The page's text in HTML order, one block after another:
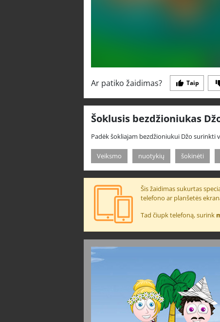
Ar patiko žaidimas? Taip
Šoklusis bezdžioniukas
Padėk šokliajam bezdžioniukui Džo surinkti
Veiksmo nuotykių šokinėti
Šis žaidimas sukurtas
telefono ar planšetės
Tad čiupk telefoną, surink